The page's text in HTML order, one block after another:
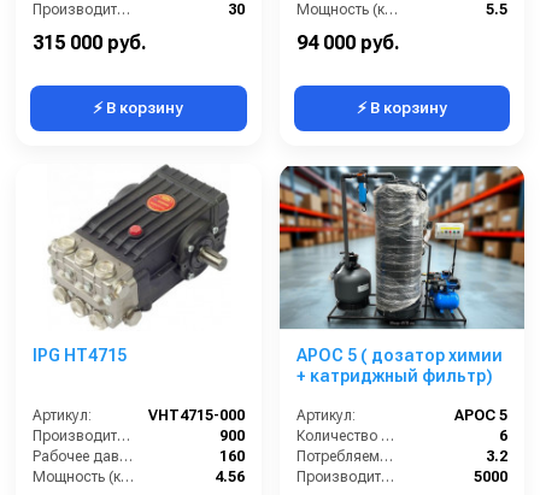
Производительность (л/мин):
30
315 000 руб.
⚡ В корзину
Мощность (кВт):
5.5
Электропитание (В):
94 000 руб.
⚡ В корзину
IPG HT4715
Артикул:
VHT4715-000
Производительность (л/ч):
900
Рабочее давление (бар):
160
Мощность (кВт):
4.56
АРОС 5 ( дозатор химии
+ катриджный фильтр)
Артикул:
АРОС 5
Количество моечных постов (шт):
6
Потребляемая мощность (кВт):
3.2
Производительность (л/ч):
5000